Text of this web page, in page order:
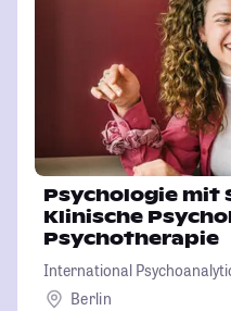
Psychologie mit
Klinische
Psychotherapie
International
Berlin